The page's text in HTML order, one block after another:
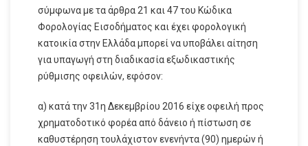
σύμφωνα με τα άρθρα 21 και 47 του Κώδικα
Φορολογίας Εισοδήματος και έχει φορολογική
κατοικία στην Ελλάδα μπορεί να υποβάλει αίτηση
για υπαγωγή στη διαδικασία εξωδικαστικής
ρύθμισης οφειλών, εφόσον:
α) κατά την 31η Δεκεμβρίου 2016 είχε οφειλή προς
χρηματοδοτικό φορέα από δάνειο ή πίστωση σε
καθυστέρηση τουλάχιστον ενενήντα (90) ημερών ή